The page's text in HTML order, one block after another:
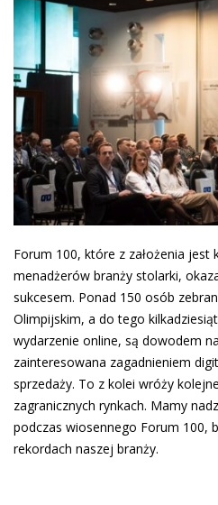
Forum 100, które z założenia jest
menadżerów branży stolarki,
sukcesem. Ponad 150 osób
Olimpijskim, a do tego
wydarzenie online, są dowodem
zainteresowana zagadnieniem
sprzedaży. To z kolei wróży
zagranicznych rynkach. Mamy
podczas wiosennego Forum 100,
rekordach naszej branży.